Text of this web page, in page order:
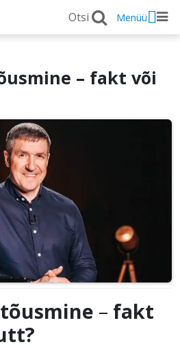
Menüü
– fakt või
– fakt